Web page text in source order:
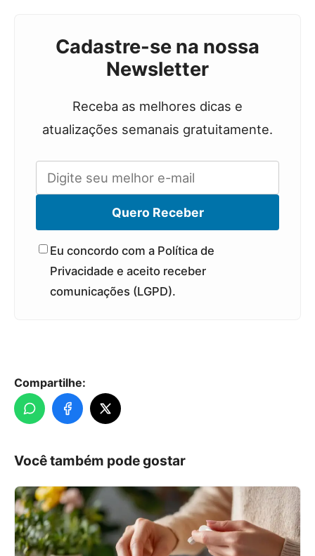
Cadastre-se na nossa
Newsletter
Receba as melhores dicas e
atualizações semanais gratuitamente.
Quero Receber
Eu concordo com a Política de
Privacidade e aceito receber
comunicações (LGPD).
Compartilhe:
Você também pode gostar